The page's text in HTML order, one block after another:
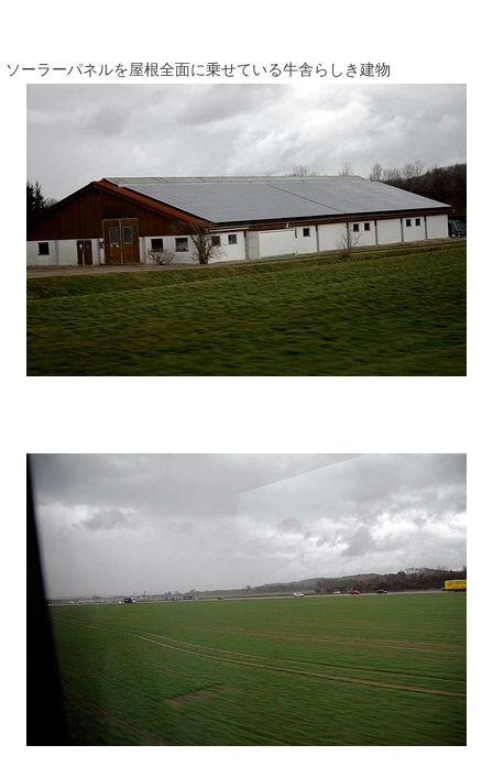
ソーラーパネルを屋根全面に乗せている牛舎らしき建物